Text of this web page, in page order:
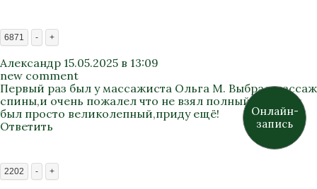
6871 - +
Александр 15.05.2025 в 13:09
new comment
Первый раз был у массажиста Ольга М. Выбрал массаж
спины,и очень пожалел что не взял полный. Массаж
был просто великолепный,приду ещё!
Ответить
2202 - +
Онлайн-
запись